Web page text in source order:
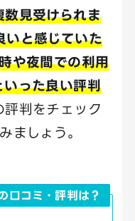
数見受けられま
いと感じていた
や夜間での利用
った良い評判
判をチェック
ましょう。
口コミ・評判は？